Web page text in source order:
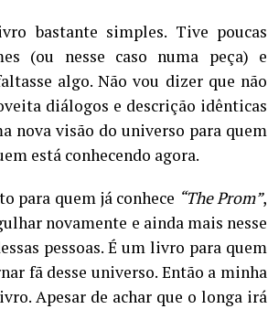
bastante simples. Tive poucas
(ou nesse caso numa peça) e
algo. Não vou dizer que não
diálogos e descrição idênticas
nova visão do universo para quem
está conhecendo agora.
para quem já conhece “The Prom”,
novamente e ainda mais nesse
pessoas. É um livro para quem
fã desse universo. Então a minha
Apesar de achar que o longa irá